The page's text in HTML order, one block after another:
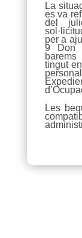
La
es va
del
per a
9 Don
barems
tingut
Les